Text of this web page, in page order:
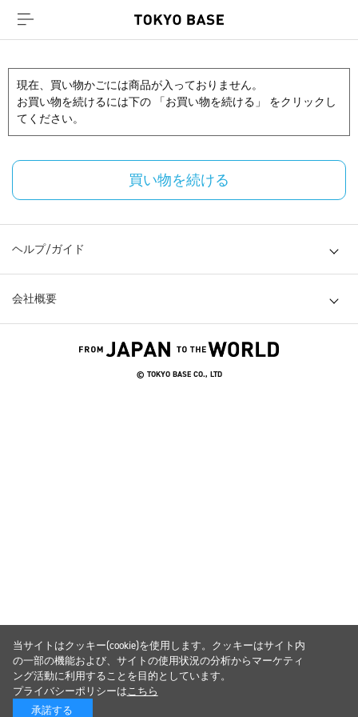
現在、買い物かごには商品が入っておりません。
お買い物を続けるには下の 「お買い物を続ける」 をクリックし
てください。
買い物を続ける
ヘルプ/ガイド
会社概要
© TOKYO BASE CO., LTD
当サイトはクッキー(cookie)を使用します。クッキーはサイト内
の一部の機能および、サイトの使用状況の分析からマーケティ
ング活動に利用することを目的としています。
プライバシーポリシーはこちら
承諾する